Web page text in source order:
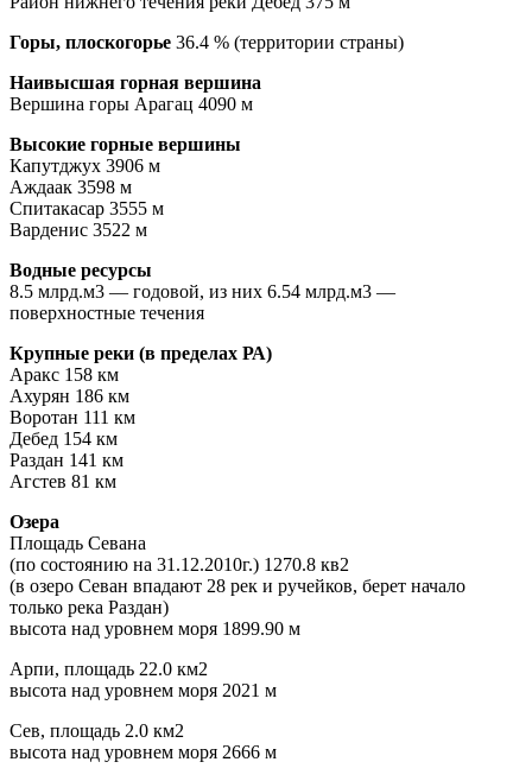
Горы, плоскогорье 36.4 % (территории страны)
Наивысшая горная вершина
Вершина горы Арагац 4090 м
Высокие горные вершины
Капутджух 3906 м
Аждаак 3598 м
Спитакасар 3555 м
Варденис 3522 м
Водные ресурсы
8.5 млрд.м3 — годовой, из них 6.54 млрд.м3 —
поверхностные течения
Крупные реки (в пределах РА)
Аракс 158 км
Ахурян 186 км
Воротан 111 км
Дебед 154 км
Раздан 141 км
Агстев 81 км
Озера
Площадь Севана
(по состоянию на 31.12.2010г.) 1270.8 кв2
(в озеро Севан впадают 28 рек и ручейков, берет начало
только река Раздан)
высота над уровнем моря 1899.90 м
Арпи, площадь 22.0 км2
высота над уровнем моря 2021 м
Сев, площадь 2.0 км2
высота над уровнем моря 2666 м